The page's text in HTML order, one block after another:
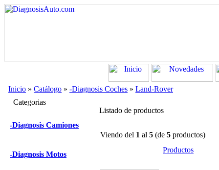
Inicio » Catálogo » -Diagnosis Coches » Land-Rover
Categorias
-Diagnosis Camiones
-Diagnosis Motos
Listado de productos
Viendo del 1 al 5 (de 5 productos)
Productos